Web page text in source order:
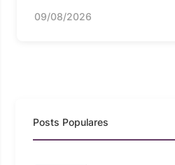
09/08/2026
Posts Populares